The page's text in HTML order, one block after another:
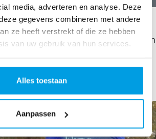
media, adverteren en analyse. Deze
gegevens combineren met andere
ze heeft verstrekt of die ze hebben
van uw gebruik van hun services.
Alles toestaan
Aanpassen
Anoniem
tijdens met de zwemtocht
Team Members